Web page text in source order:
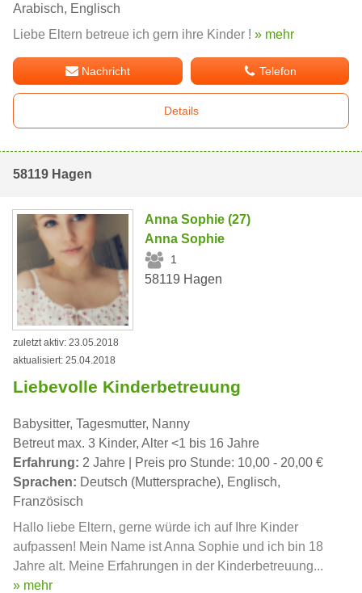
Arabisch, Englisch
Liebe Eltern betreue ich gern ihre Kinder ! » mehr
Nachricht Telefon
Details
58119 Hagen
Anna Sophie (27)
Anna Sophie
1
58119 Hagen
zuletzt aktiv: 23.05.2018
aktualisiert: 25.04.2018
Liebevolle Kinderbetreuung
Babysitter, Tagesmutter, Nanny
Betreut max. 3 Kinder, Alter <1 bis 16 Jahre
Erfahrung: 2 Jahre | Preis pro Stunde: 10,00 - 20,00 €
Sprachen: Deutsch (Muttersprache), Englisch,
Französisch
Hallo liebe Eltern, gerne würde ich auf Ihre Kinder
aufpassen! Mein Name ist Anna Sophie und ich bin 18
Jahre alt. Meine Erfahrungen in der Kinderbetreuung...
» mehr